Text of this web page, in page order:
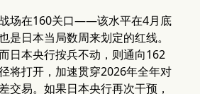
场在160关口——该水平在4月底
是日本当局数周来划定的红线。
日本央行按兵不动，则通向162
将打开，加速贯穿2026年全年对
交易。如果日本央行再次干预，